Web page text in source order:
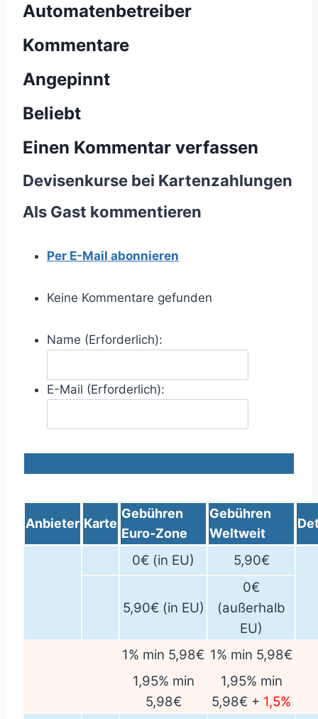
Automatenbetreiber
Kommentare
Angepinnt
Beliebt
Einen Kommentar verfassen
Devisenkurse bei Kartenzahlungen
Als Gast kommentieren
Per E-Mail abonnieren
Keine Kommentare gefunden
Name (Erforderlich):
E-Mail (Erforderlich):
Anbieter Karte
Gebühren
Euro-Zone
Gebühren
Weltweit
0€ (in EU) 5,90€
5,90€ (in EU)
0€
(außerhalb
EU)
1% min 5,98€ 1% min 5,98€
1,95% min
5,98€
1,95% min
5,98€ + 1,5%